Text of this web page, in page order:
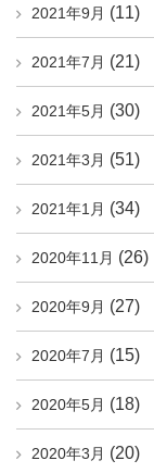
2021年9月 (11)
2021年7月 (21)
2021年5月 (30)
2021年3月 (51)
2021年1月 (34)
2020年11月 (26)
2020年9月 (27)
2020年7月 (15)
2020年5月 (18)
2020年3月 (20)